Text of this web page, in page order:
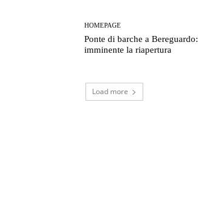
HOMEPAGE
Ponte di barche a Bereguardo:
imminente la riapertura
Load more